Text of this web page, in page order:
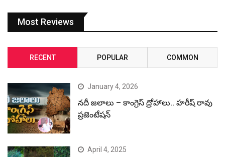
Most Reviews
RECENT POPULAR COMMON
January 4, 2026
నదీ జలాలు – కాంగ్రెస్ ద్రోహాలు.. హరీష్ రావు
ప్రజెంటేషన్
April 4, 2025